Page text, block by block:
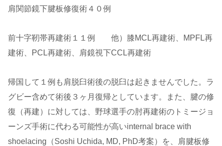
肩関節鏡下腱板修復術４０例
前十字靭帯再建術１１例 他）膝MCL再建術、MPFL再
建術、PCL再建術、肩鏡視下CCL再建術
帰国して１例も肩脱臼術後の脱臼は起きませんでした。ラ
グビー含めて術後３ヶ月復帰としています。また、腱の修
復（再建）に対しては、野球選手の肘再建術のトミージョ
ーンズ手術に代わる可能性が高いinternal brace with
shoelacing（Soshi Uchida, MD, PhD考案）を、肩腱板修